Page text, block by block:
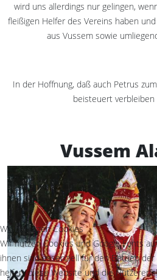
wird uns allerdings nur gelingen,
fleißigen Helfer des Vereins haben
aus Vussem sowie
In der Hoffnung, daß auch Petrus
beisteuert verbleiben
Vussem
Wir benutzen Cookies
Wir nutzen Cookies und Google Fonts
ihnen sind essenziell für den Betrieb
helfen, diese Website und die